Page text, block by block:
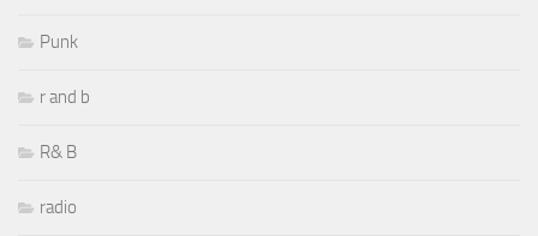
Punk
r and b
R& B
radio